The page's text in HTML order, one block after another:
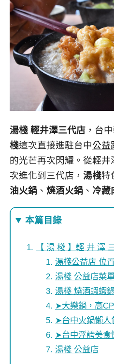
湯棧 輕井澤三代店 ，台
棧這次直接進駐台中公益
的光芒再次閃耀。從輕
次進化到三代店， 湯棧特
油火鍋 、 燒酒火鍋 、 冷藏
本篇目錄
【 湯 棧 】輕 井 澤
湯棧公益店 位置
湯棧 公益店菜
湯棧 燒酒蝦蝦
➤大樂鍋，高
➤台中火鍋懶人
➤台中浮誇美食
湯棧 公益店